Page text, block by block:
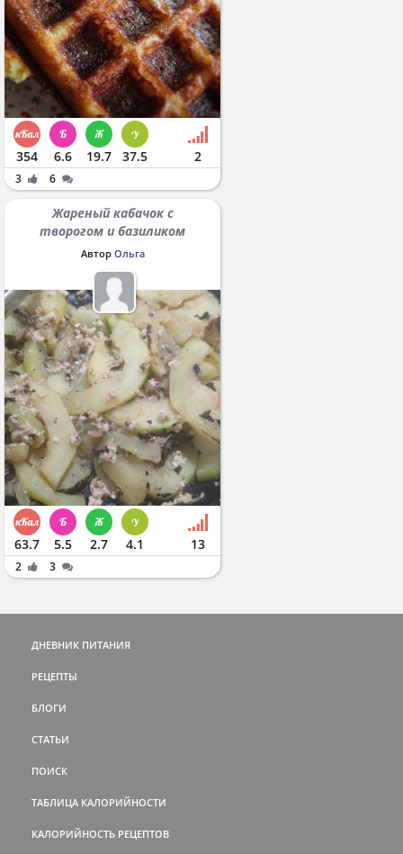
354 6.6 19.7 37.5 2
3 6
Жареный кабачок с
творогом и базиликом
Автор Ольга
63.7 5.5 2.7 4.1 13
2 3
ДНЕВНИК ПИТАНИЯ
РЕЦЕПТЫ
БЛОГИ
СТАТЬИ
ПОИСК
ТАБЛИЦА КАЛОРИЙНОСТИ
КАЛОРИЙНОСТЬ РЕЦЕПТОВ